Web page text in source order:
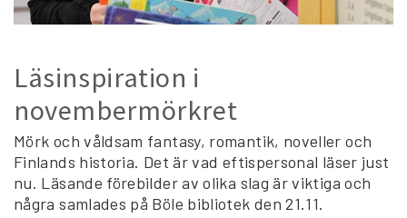
Läsinspiration i
novembermörkret
Mörk och våldsam fantasy, romantik, noveller och
Finlands historia. Det är vad eftispersonal läser just
nu. Läsande förebilder av olika slag är viktiga och
några samlades på Böle bibliotek den 21.11.